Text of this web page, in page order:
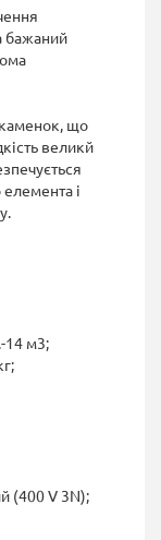
бажаний
що
великй
і
14 м3;
(400 V 3N);